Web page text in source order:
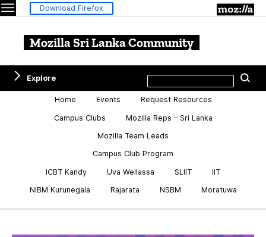
MenuDownload Firefox
Mozilla Sri Lanka Community
Explore
this
site
Home Events Request Resources
Campus Clubs Mozilla Reps – Sri Lanka
Mozilla Team Leads
Campus Club Program
ICBT Kandy Uva Wellassa SLIIT IIT
NIBM Kurunegala Rajarata NSBM Moratuwa